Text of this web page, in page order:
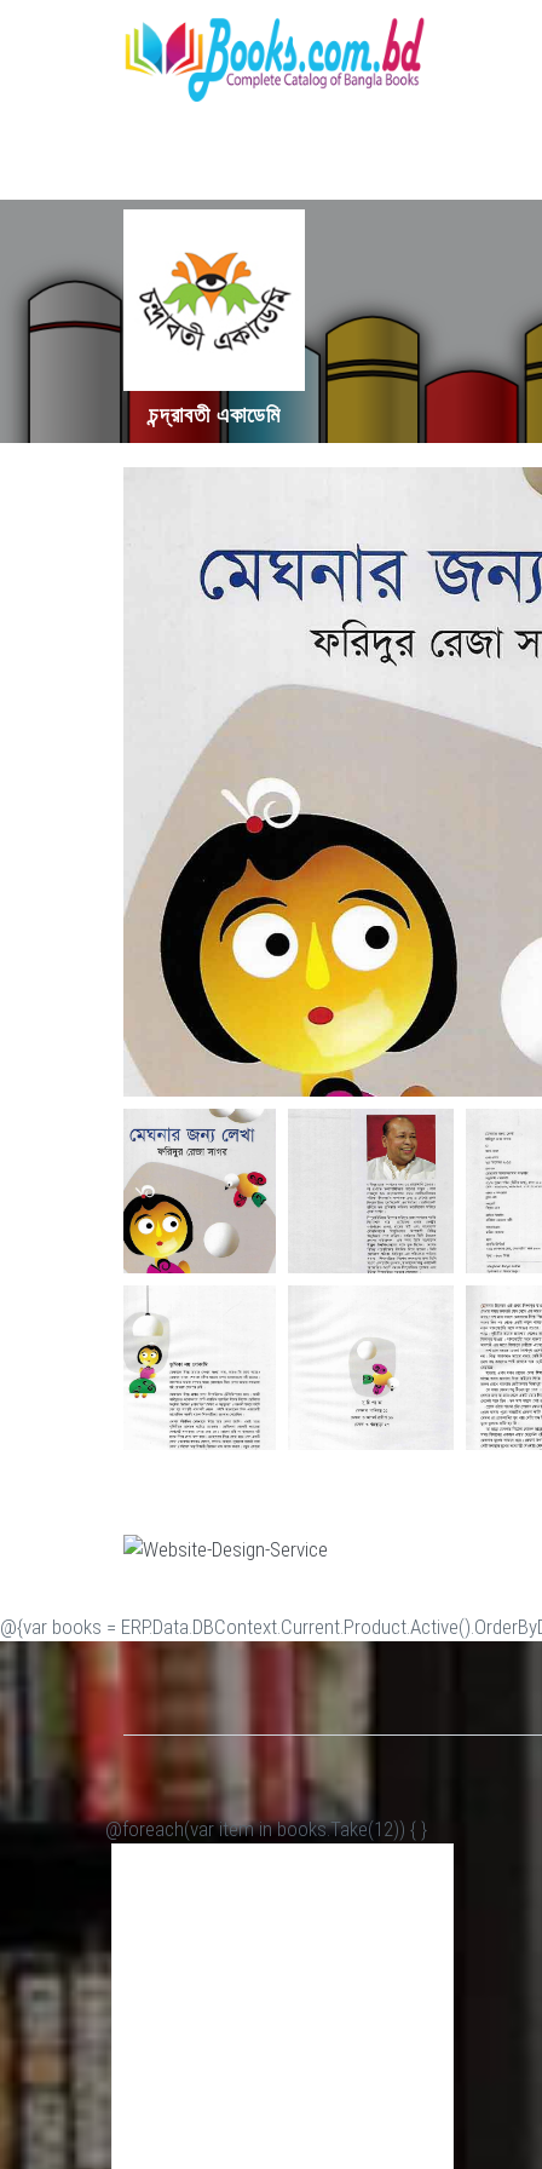
চন্দ্রাবতী একাডেমি
@{var books =
@foreach(var item in books.Take(12)) { }